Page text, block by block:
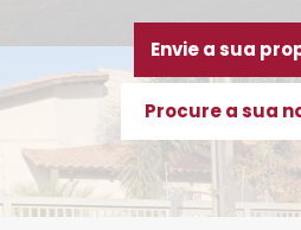
Envie a sua
Procure a sua